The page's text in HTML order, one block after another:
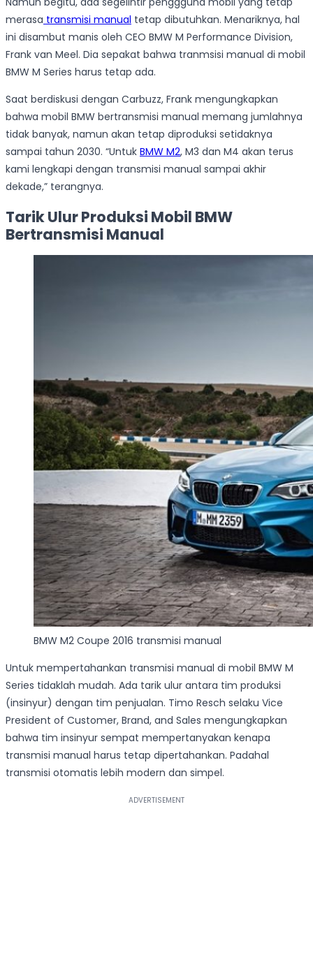
merasa transmisi manual tetap dibutuhkan. Menariknya, hal
ini disambut manis oleh CEO BMW M Performance Division,
Frank van Meel. Dia sepakat bahwa tranmsisi manual di mobil
BMW M Series harus tetap ada.
Saat berdiskusi dengan Carbuzz, Frank mengungkapkan
bahwa mobil BMW bertransmisi manual memang jumlahnya
tidak banyak, namun akan tetap diproduksi setidaknya
sampai tahun 2030. “Untuk BMW M2, M3 dan M4 akan terus
kami lengkapi dengan transmisi manual sampai akhir
dekade,” terangnya.
Tarik Ulur Produksi Mobil BMW
Bertransmisi Manual
BMW M2 Coupe 2016 transmisi manual
Untuk mempertahankan transmisi manual di mobil BMW M
Series tidaklah mudah. Ada tarik ulur antara tim produksi
(insinyur) dengan tim penjualan. Timo Resch selaku Vice
President of Customer, Brand, and Sales mengungkapkan
bahwa tim insinyur sempat mempertanyakan kenapa
transmisi manual harus tetap dipertahankan. Padahal
transmisi otomatis lebih modern dan simpel.